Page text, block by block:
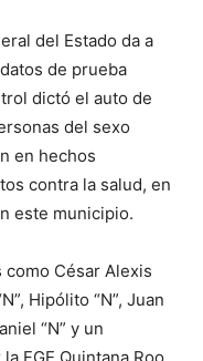
del Estado da a
de prueba
dictó el auto de
del sexo
en hechos
contra la salud, en
este municipio.
César Alexis
Hipólito “N”, Juan
“N” y un